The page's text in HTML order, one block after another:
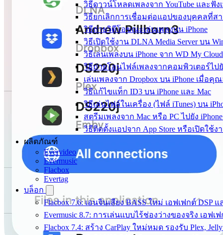
วิธีดาวน์โหลดเพลงจาก YouTube และฟั
วิธียกเลิกการเชื่อมต่อแอปของบุคคลที่ส
วิธีถ่ายวิดีโอขณะเล่นเพลงบน iPhone
วิธีเปิดใช้งาน DLNA Media Server บน
วิธีเล่นเพลงบน iPhone จาก WD My
วิธีถ่ายโอนไฟล์เพลงจากคอมพิวเตอร์ไปยั
เล่นเพลงจาก Dropbox บน iPhone เมื่อคุ
วิธีแก้ไขแท็ก ID3 บน iPhone และ Mac
วิธีเล่นไฟล์ในเครื่อง (ไฟล์ iTunes) บน
สตรีมเพลงจาก Mac หรือ PC ไปยัง
วิธีติดตั้งแอปจาก App Store หรือเปิดใ
ผลิตภัณฑ์
Evervideo
Evermusic
Flacbox
Evertag
บล็อก
Flacbox 7.6: เอนจินเสียง BASS ใหม่ เอฟเฟกต์ DSP
Evermusic 8.7: การเล่นแบบไร้ช่องว่างของจริง เอ
Flacbox 7.4: สร้าง CarPlay ใหม่หมด รองรับ Plex,